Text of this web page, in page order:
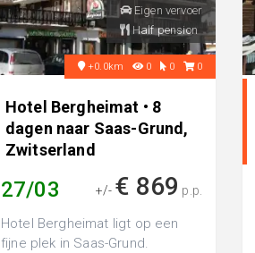
Eigen vervoer
Half pension
+0.0km 0 0 0
Hotel Bergheimat • 8
dagen naar Saas-Grund,
Zwitserland
27/03 +/- € 869 p.p.
Hotel Bergheimat ligt op een
fijne plek in Saas-Grund.